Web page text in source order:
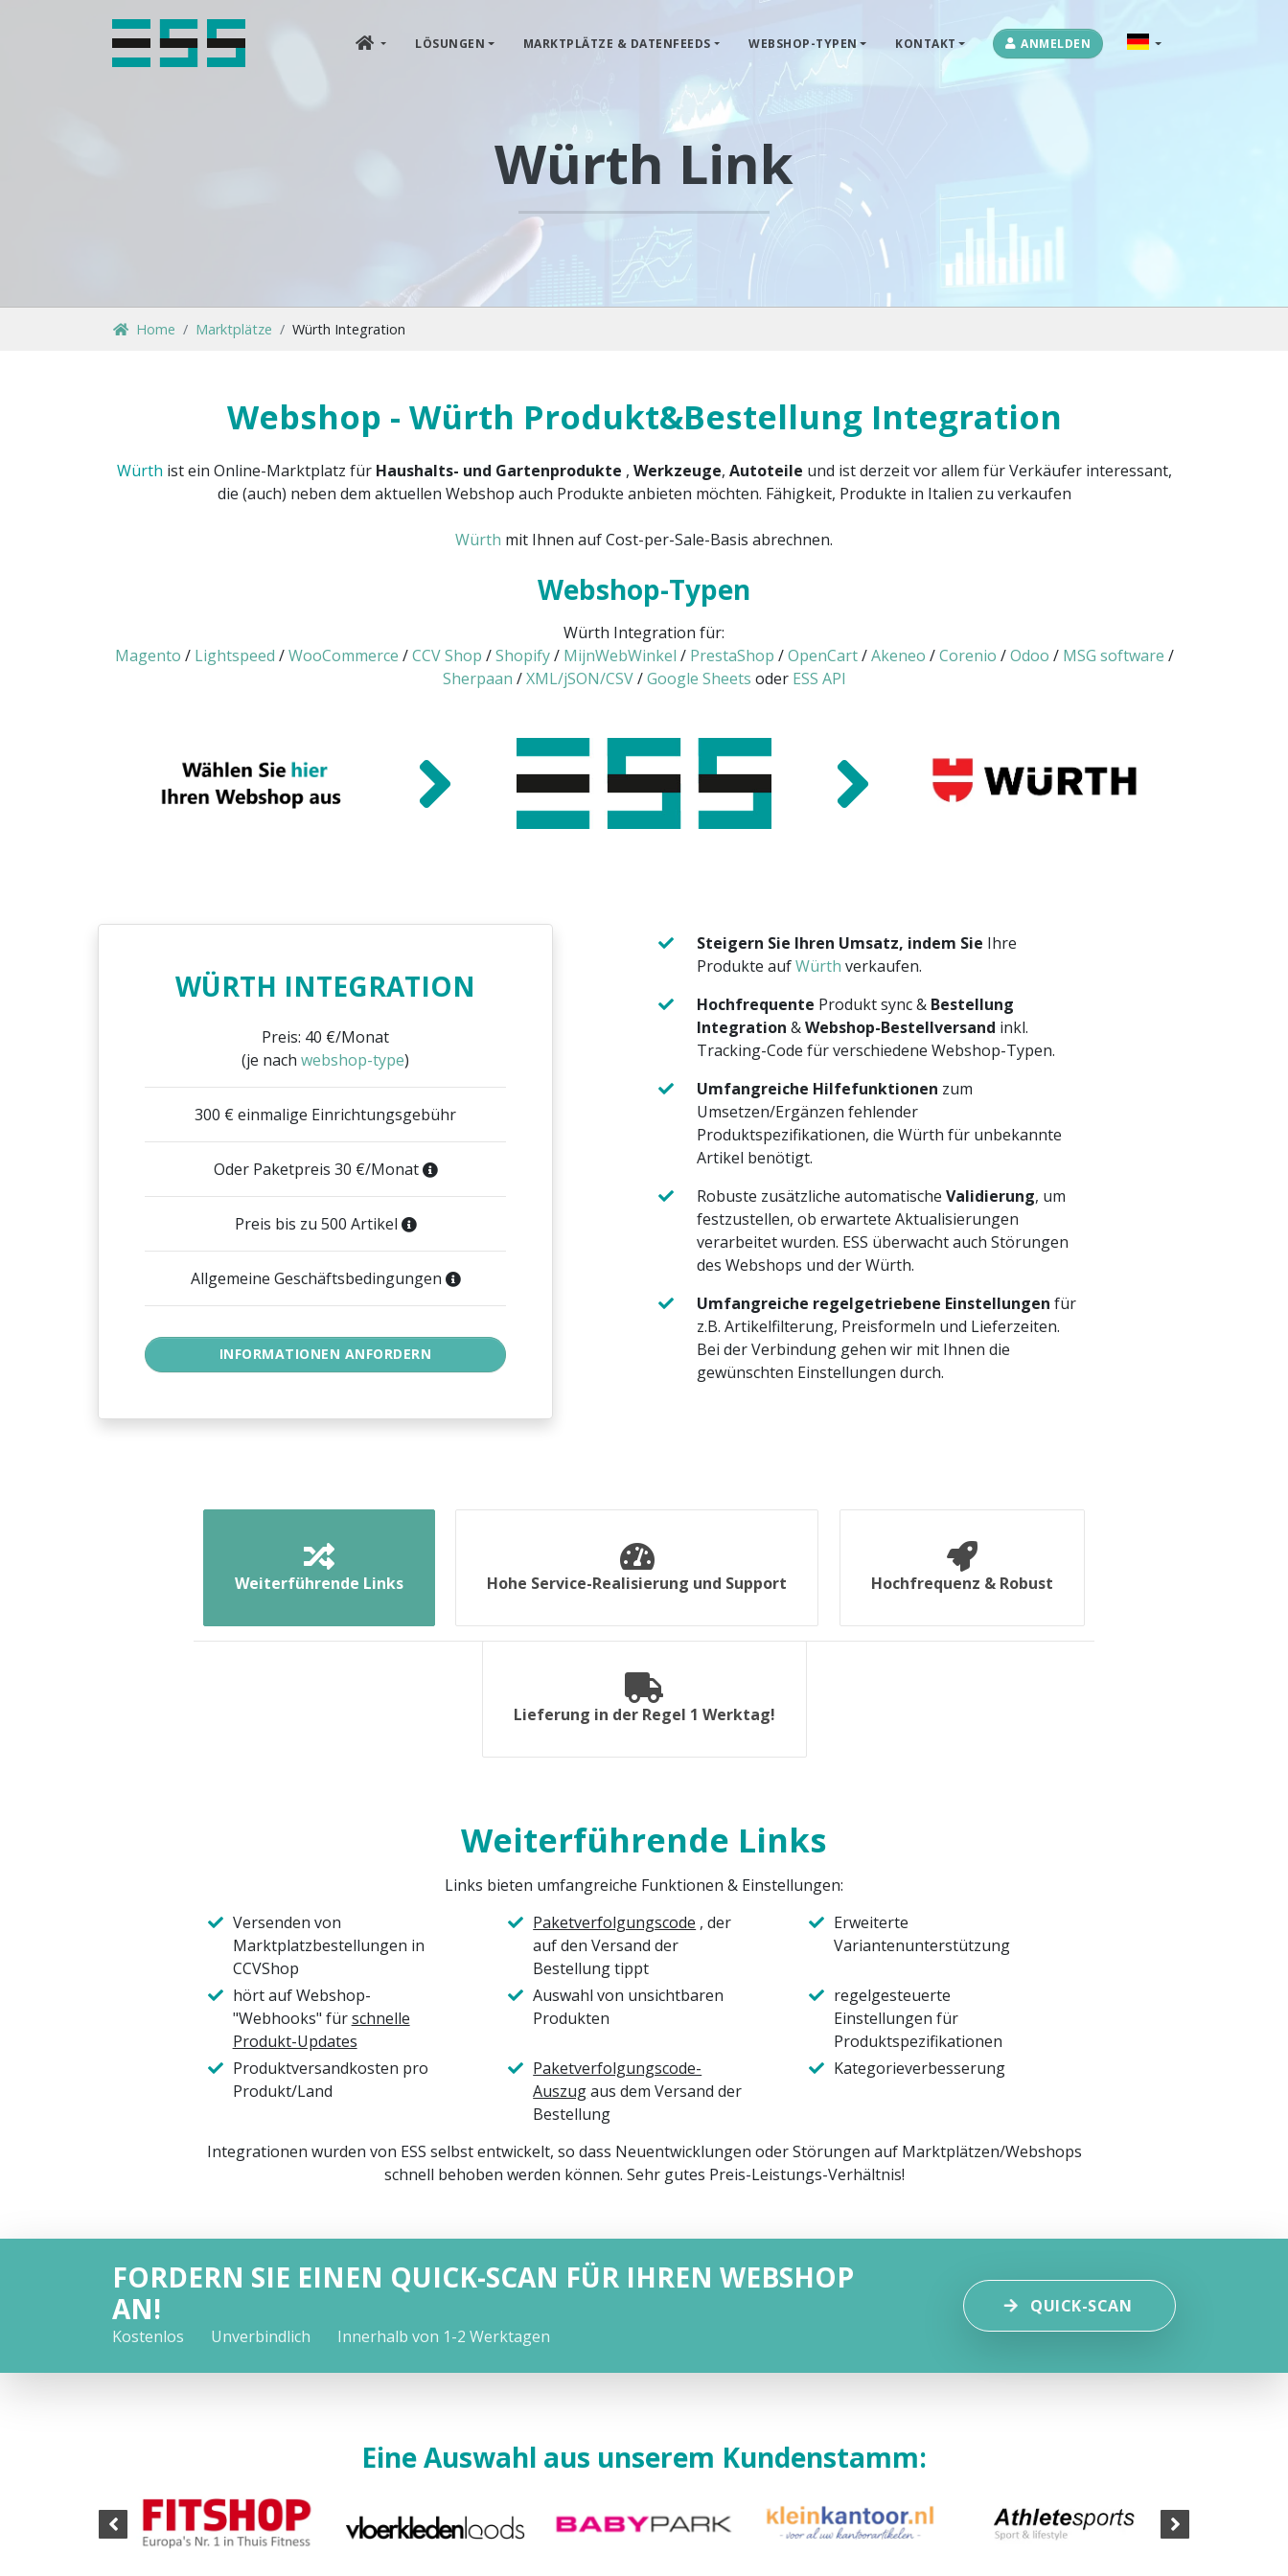
LÖSUNGEN MARKTPLÄTZE & DATENFEEDS WEBSHOP-TYPEN KONTAKT ANMELDEN
Würth Link
Home Marktplätze Würth Integration
Webshop - Würth Produkt&Bestellung Integration
Würth ist ein Online-Marktplatz für Haushalts- und Gartenprodukte , Werkzeuge, Autoteile und ist derzeit vor allem für Verkäufer interessant,
die (auch) neben dem aktuellen Webshop auch Produkte anbieten möchten. Fähigkeit, Produkte in Italien zu verkaufen
Würth mit Ihnen auf Cost-per-Sale-Basis abrechnen.
Webshop-Typen
Würth Integration für:
Magento / Lightspeed /WooCommerce /CCV Shop /Shopify/ MijnWebWinkel / PrestaShop /OpenCart/Akeneo /Corenio /Odoo / MSG software /
Sherpaan /XML/jSON/CSV/Google Sheets oder ESS API
WÜRTH INTEGRATION
Preis: 40 €/Monat
(je nach webshop-type)
300 € einmalige Einrichtungsgebühr
Oder Paketpreis 30 €/Monat
Preis bis zu 500 Artikel
Allgemeine Geschäftsbedingungen
Steigern Sie Ihren Umsatz, indem Sie Ihre
Produkte aufWürth verkaufen.
Hochfrequente Produkt sync & Bestellung
Integration &Webshop-Bestellversand inkl.
Tracking-Code für verschiedene Webshop-Typen.
Umfangreiche Hilfefunktionen zum
Umsetzen/Ergänzen fehlender
Produktspezifikationen, die Würth für unbekannte
Artikel benötigt.
Robuste zusätzliche automatische Validierung, um
festzustellen, ob erwartete Aktualisierungen
verarbeitet wurden. ESS überwacht auch Störungen
des Webshops und der Würth.
Umfangreiche regelgetriebene Einstellungen für
z.B. Artikelfilterung, Preisformeln und Lieferzeiten.
Bei der Verbindung gehen wir mit Ihnen die
gewünschten Einstellungen durch.
Weiterführende Links Hohe Service-Realisierung und Support Hochfrequenz & Robust
Lieferung in der Regel 1 Werktag!
Weiterführende Links
Links bieten umfangreiche Funktionen & Einstellungen:
Versenden von
Marktplatzbestellungen in
CCVShop
Paketverfolgungscode , der
auf den Versand der
Bestellung tippt
Erweiterte
Variantenunterstützung
hört auf Webshop-
"Webhooks" fürschnelle
Produkt-Updates
Auswahl von unsichtbaren
Produkten
regelgesteuerte
Einstellungen für
Produktspezifikationen
Produktversandkosten pro
Produkt/Land
Paketverfolgungscode-
Auszugaus dem Versand der
Bestellung
Kategorieverbesserung
Integrationen wurden von ESS selbst entwickelt, so dass Neuentwicklungen oder Störungen auf Marktplätzen/Webshops
schnell behoben werden können. Sehr gutes Preis-Leistungs-Verhältnis!
FORDERN SIE EINEN QUICK-SCAN FÜR IHREN WEBSHOP
AN!
Kostenlos Unverbindlich Innerhalb von 1-2 Werktagen
QUICK-SCAN
Eine Auswahl aus unserem Kundenstamm: